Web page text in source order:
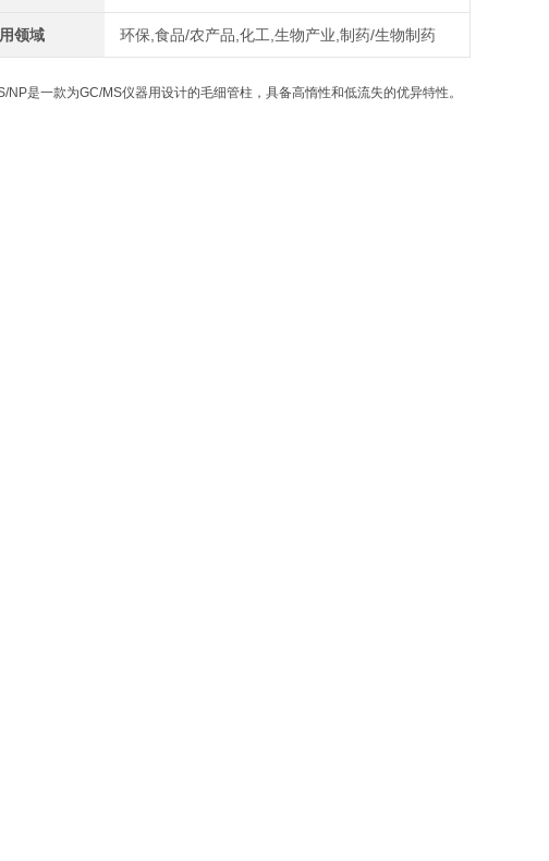
领域 环保,食品/农产品,化工,生物产业,制药/生物制药
是一款为GC/MS仪器用设计的毛细管柱，具备高惰性和低流失的优异特性。